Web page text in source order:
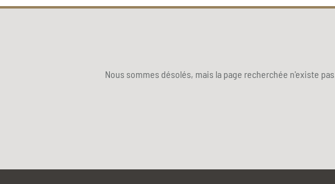
Nous sommes désolés, mais la page recherchée n'existe pas.